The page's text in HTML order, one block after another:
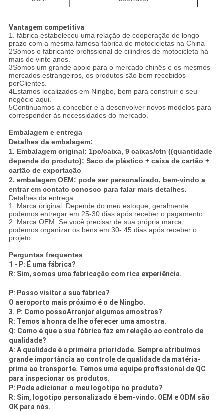
Vantagem competitiva
1. fábrica estabeleceu uma relação de cooperação de longo
prazo com a mesma famosa fábrica de motocicletas na China
2Somos o fabricante profissional de cilindros de motocicleta há
mais de vinte anos.
3Somos um grande apoio para o mercado chinês e os mesmos
mercados estrangeiros, os produtos são bem recebidos
porClientes.
4Estamos localizados em Ningbo, bom para construir o seu
negócio aqui.
5Continuamos a conceber e a desenvolver novos modelos para
corresponder às necessidades do mercado.
Embalagem e entrega
Detalhes da embalagem:
1. Embalagem original: 1pc/caixa, 9 caixas/ctn ((quantidade
depende do produto); Saco de plástico + caixa de cartão +
cartão de exportação
2. embalagem OEM: pode ser personalizado, bem-vindo a
entrar em contato conosco para falar mais detalhes.
Detalhes da entrega:
1. Marca original: Depende do meu estoque, geralmente
podemos entregar em 25-30 dias após receber o pagamento.
2. Marca OEM: Se você precisar de sua própria marca,
podemos organizar os bens em 30- 45 dias após receber o
projeto.
Perguntas frequentes
1 - P: É uma fábrica?
R: Sim, somos uma fabricação com rica experiência.
P: Posso visitar a sua fábrica?
O aeroporto mais próximo é o de Ningbo.
3. P: Como possoArranjar algumas amostras?
R: Temos a honra de lhe oferecer uma amostra.
Q: Como é que a sua fábrica faz em relação ao controlo de
qualidade?
A: A qualidade é a primeira prioridade. Sempre atribuímos
grande importância ao controle de qualidade da matéria-
prima ao transporte. Temos uma equipe profissional de QC
para inspecionar os produtos.
P: Pode adicionar o meu logotipo no produto?
R: Sim, logotipo personalizado é bem-vindo. OEM e ODM são
OK para nós.